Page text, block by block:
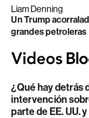
Liam Denning
Un Trump
grandes petroleras
¿Qué hay detrás
intervención
parte de EE. UU.